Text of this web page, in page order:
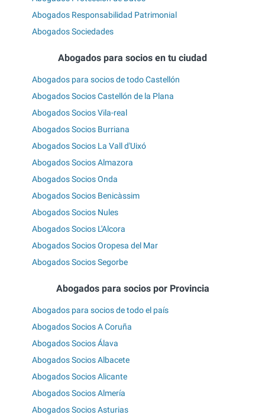
Abogados Responsabilidad Patrimonial
Abogados Sociedades
Abogados para socios en tu ciudad
Abogados para socios de todo Castellón
Abogados Socios Castellón de la Plana
Abogados Socios Vila-real
Abogados Socios Burriana
Abogados Socios La Vall d'Uixó
Abogados Socios Almazora
Abogados Socios Onda
Abogados Socios Benicàssim
Abogados Socios Nules
Abogados Socios L'Alcora
Abogados Socios Oropesa del Mar
Abogados Socios Segorbe
Abogados para socios por Provincia
Abogados para socios de todo el país
Abogados Socios A Coruña
Abogados Socios Álava
Abogados Socios Albacete
Abogados Socios Alicante
Abogados Socios Almería
Abogados Socios Asturias